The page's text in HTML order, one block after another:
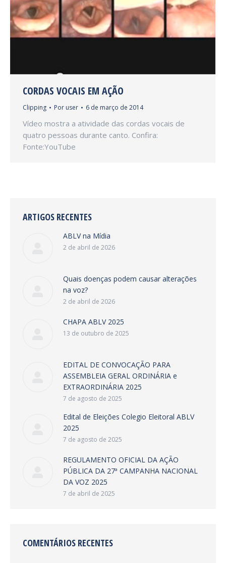
CORDAS VOCAIS EM AÇÃO
Clipping Por user 6 de março de 2014
Vídeo mostra a atividade das cordas vocais de
quatro pessoas durante canto. Confira:
Fonte:YouTube
ARTIGOS RECENTES
ABLV na Mídia
2 de abril de 2026
Quais doenças podem causar alterações
na voz?
2 de abril de 2026
CHAPA ABLV 2025
13 de outubro de 2025
EDITAL DE CONVOCAÇÃO PARA
ASSEMBLEIA GERAL ORDINÁRIA e
EXTRAORDINÁRIA 2025
7 de agosto de 2025
Edital de Eleições Colegio Eleitoral ABLV
2025
7 de agosto de 2025
REGULAMENTO OFICIAL DA AÇÃO
PÚBLICA DA 27ª CAMPANHA NACIONAL
DA VOZ 2025
7 de abril de 2025
COMENTÁRIOS RECENTES